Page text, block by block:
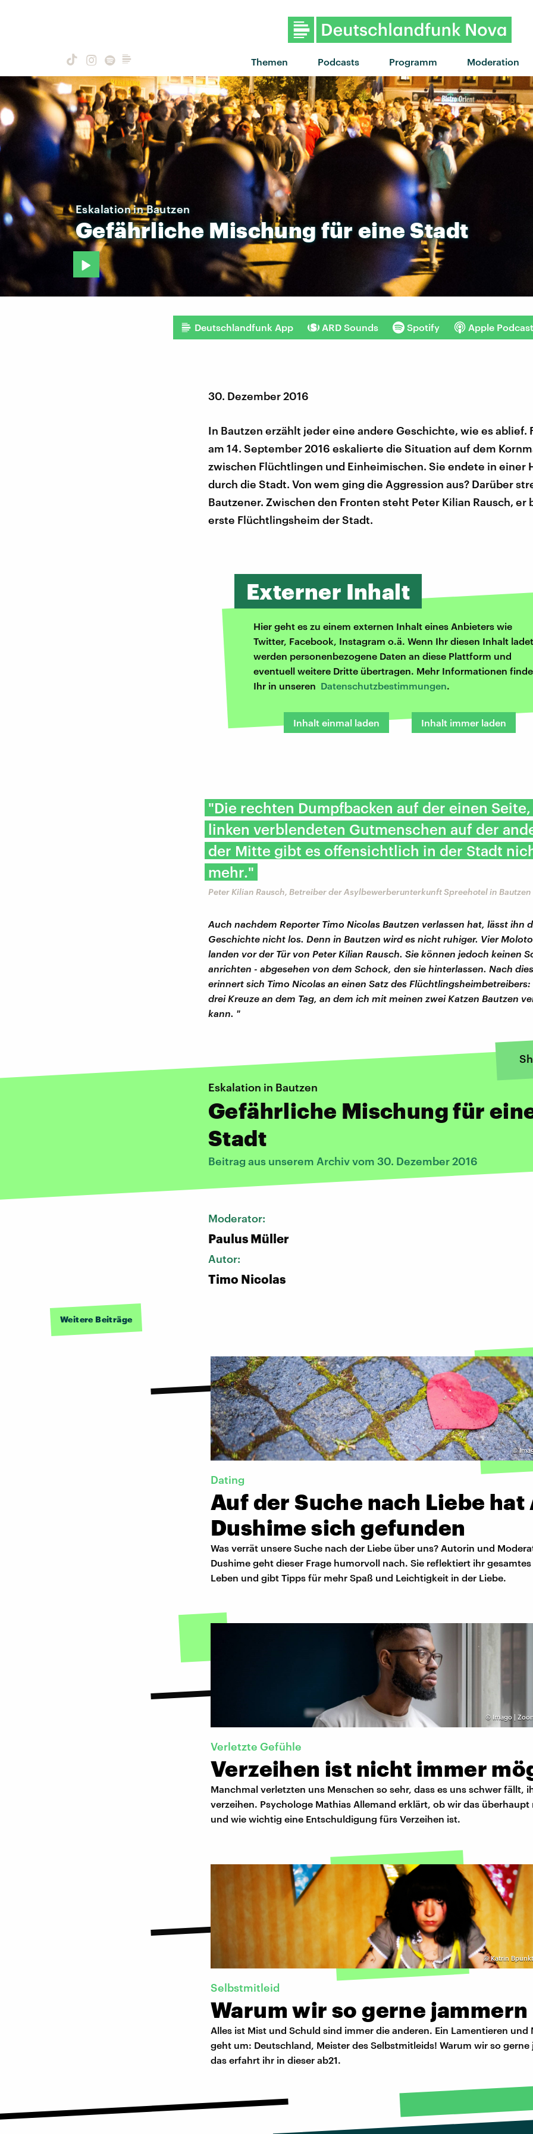
Themen Podcasts Programm Moderation
"Dopamine" von Robyn ·
Eskalation in Bautzen
Gefährliche Mischung für eineStadt
Deutschlandfunk App ARD Sounds Spotify Apple
30. Dezember 2016
In Bautzen erzählt jeder eine andere Geschichte, wie es ablief.
am 14. September 2016 eskalierte die Situation auf dem
zwischen Flüchtlingen und Einheimischen. Sie endete in einer
durch die Stadt. Von wem ging die Aggression aus? Darüber
Bautzener. Zwischen den Fronten steht Peter Kilian Rausch, er
erste Flüchtlingsheim der Stadt.
Externer Inhalt
Hier geht es zu einem externen Inhalt eines Anbieters wie
Twitter, Facebook, Instagram o.ä. Wenn Ihr diesen Inhalt
werden personenbezogene Daten an diese Plattform und
eventuell weitere Dritte übertragen. Mehr Informationen
Ihr in unseren Datenschutzbestimmungen.
Inhalt einmal laden Inhalt immer laden
"Die rechten Dumpfbacken auf der einen
linken verblendeten Gutmenschen auf der
der Mitte gibt es offensichtlich in der Stadt
mehr."
Peter Kilian Rausch, Betreiber der Asylbewerberunterkunft Spreehotel in Bautzen
Auch nachdem Reporter Timo Nicolas Bautzen verlassen hat, lässt ihn
Geschichte nicht los. Denn in Bautzen wird es nicht ruhiger. Vier
landen vor der Tür von Peter Kilian Rausch. Sie können jedoch keinen
anrichten - abgesehen von dem Schock, den sie hinterlassen. Nach
erinnert sich Timo Nicolas an einen Satz des
drei Kreuze an dem Tag, an dem ich mit meinen zwei Katzen Bautzen
kann. "
Eskalation in Bautzen
Gefährliche Mischung für
Stadt
Beitrag aus unserem Archiv vom 30. Dezember 2016
Moderator:
Paulus Müller
Autor:
Timo Nicolas
Weitere Beiträge
©
Dating
Auf der Suche nach Liebe hat
Dushime sich gefunden
Was verrät unsere Suche nach der Liebe über uns? Autorin und
Dushime geht dieser Frage humorvoll nach. Sie reflektiert ihr
Leben und gibt Tipps für mehr Spaß und Leichtigkeit in der Liebe.
© Imago |
Verletzte Gefühle
Verzeihen ist nicht immer
Manchmal verletzten uns Menschen so sehr, dass es uns schwer fällt,
verzeihen. Psychologe Mathias Allemand erklärt, ob wir das überhaupt
und wie wichtig eine Entschuldigung fürs Verzeihen ist.
©Katrin
Selbstmitleid
Warum wir so gerne jammern
Alles ist Mist und Schuld sind immer die anderen. Ein Lamentieren und
geht um: Deutschland, Meister des Selbstmitleids! Warum wir so gerne
das erfahrt ihr in dieser ab21.